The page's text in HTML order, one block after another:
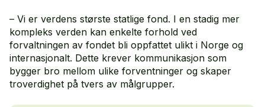
– Vi er verdens største statlige fond. I en stadig mer
kompleks verden kan enkelte forhold ved
forvaltningen av fondet bli oppfattet ulikt i Norge og
internasjonalt. Dette krever kommunikasjon som
bygger bro mellom ulike forventninger og skaper
troverdighet på tvers av målgrupper.